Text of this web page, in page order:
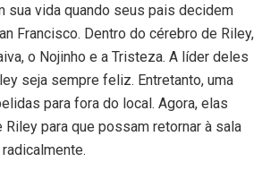
sua vida quando seus pais decidem
Francisco. Dentro do cérebro de Riley,
o Nojinho e a Tristeza. A líder deles
seja sempre feliz. Entretanto, uma
para fora do local. Agora, elas
para que possam retornar à sala